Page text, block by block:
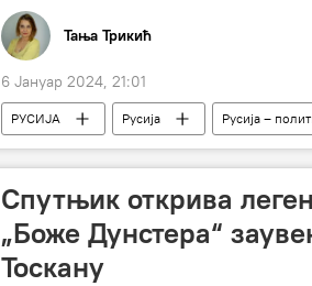
Тања Трикић
6 Јануар 2024, 21:01
РУСИЈА Русија Русија –
Спутњик открива
„Боже Дунстера“
Тоскану